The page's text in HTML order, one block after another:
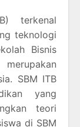
terkenal
teknologi
Bisnis
SBM ITB
yang
teori
di SBM